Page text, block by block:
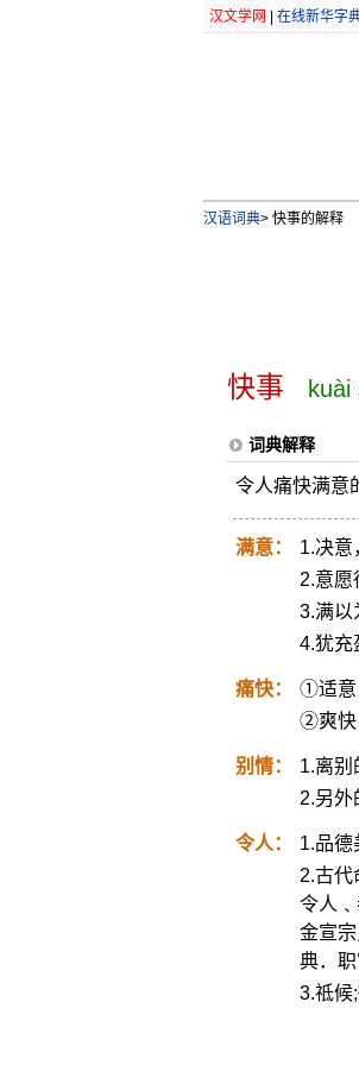
汉文学网 在线新华字
汉语词典>快事的解释
快事 kuài
词典解释
令人痛快满意
满意：
1.决意
2.意愿
3.满以
4.犹充
痛快：
①适意
②爽快
别情：
1.离别
2.另外
令人：
1.品德
2.古代
令人
金宣
典．职
3.祗候;